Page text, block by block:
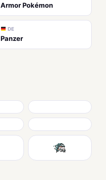
Armor Pokémon
DE
Panzer